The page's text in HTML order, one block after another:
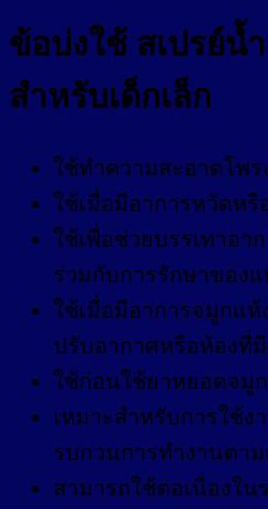
ข้อบ่งใช้ สเปรย์น้
สำหรับเด็กเล็ก
ใช้ทำความสะอาดโพ
ใช้เมื่อมีอาการหวัดห
ใช้เพื่อช่วยบรรเทาอา
ร่วมกับการรักษาของ
ใช้เมื่อมีอาการจมูกแห้
ปรับอากาศหรือห้องที่
ใช้ก่อนใช้ยาหยอดจมู
เหมาะสำหรับการใช้
รบกวนการทำงานตา
สามารถใช้ต่อเนื่องใน